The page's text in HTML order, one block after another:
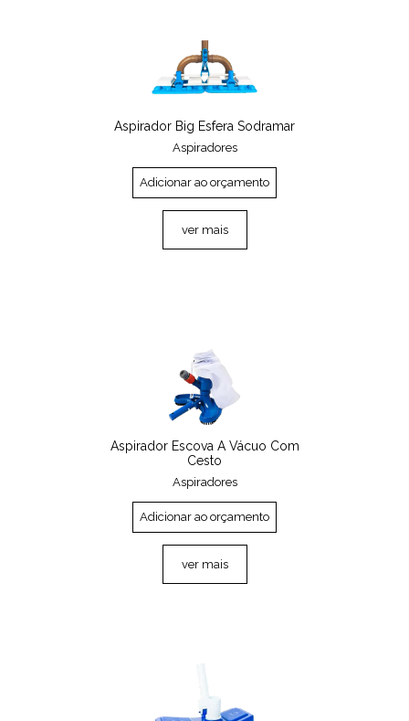
Aspirador Big Esfera Sodramar
Aspiradores
Adicionar ao orçamento
ver mais
Aspirador Escova A Vácuo Com
Cesto
Aspiradores
Adicionar ao orçamento
ver mais